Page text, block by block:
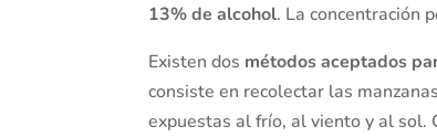
13% de alcohol. La concentración
Existen dos métodos aceptados
consiste en recolectar las
expuestas al frío, al viento y al sol.